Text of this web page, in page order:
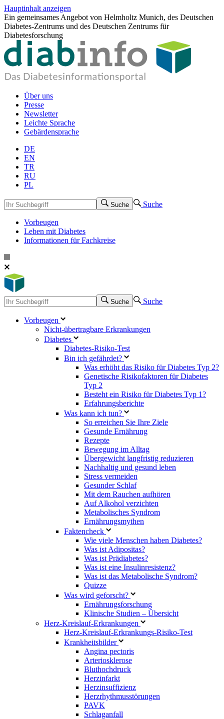
Hauptinhalt anzeigen
Ein gemeinsames Angebot von Helmholtz Munich, des Deutschen
Diabetes-Zentrums und des Deutschen Zentrums für
Diabetesforschung
Über uns
Presse
Newsletter
Leichte Sprache
Gebärdensprache
DE
EN
TR
RU
PL
Suche Suche
Vorbeugen
Leben mit Diabetes
Informationen für Fachkreise
Suche Suche
Vorbeugen
Nicht-übertragbare Erkrankungen
Diabetes
Diabetes-Risiko-Test
Bin ich gefährdet?
Was erhöht das Risiko für Diabetes Typ 2?
Genetische Risikofaktoren für Diabetes
Typ 2
Besteht ein Risiko für Diabetes Typ 1?
Erfahrungsberichte
Was kann ich tun?
So erreichen Sie Ihre Ziele
Gesunde Ernährung
Rezepte
Bewegung im Alltag
Übergewicht langfristig reduzieren
Nachhaltig und gesund leben
Stress vermeiden
Gesunder Schlaf
Mit dem Rauchen aufhören
Auf Alkohol verzichten
Metabolisches Syndrom
Ernährungsmythen
Faktencheck
Wie viele Menschen haben Diabetes?
Was ist Adipositas?
Was ist Prädiabetes?
Was ist eine Insulinresistenz?
Was ist das Metabolische Syndrom?
Quizze
Was wird geforscht?
Ernährungsforschung
Klinische Studien – Übersicht
Herz-Kreislauf-Erkrankungen
Herz-Kreislauf-Erkrankungs-Risiko-Test
Krankheitsbilder
Angina pectoris
Arteriosklerose
Bluthochdruck
Herzinfarkt
Herzinsuffizienz
Herzrhythmusstörungen
PAVK
Schlaganfall